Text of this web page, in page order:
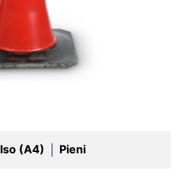
Iso (A4) Pieni